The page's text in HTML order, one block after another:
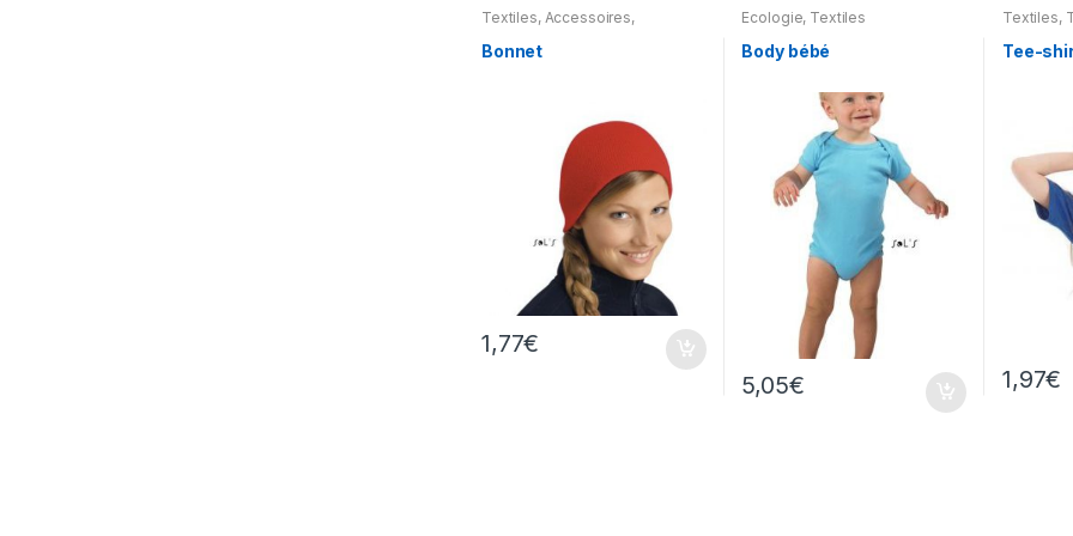
Textiles, Accessoires,
divers
Bonnet
1,77€
Ecologie, Textiles
Body bébé
5,05€
Textiles,
Tee-
1,97€